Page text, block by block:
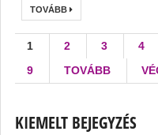
TOVÁBB
1 2 3 4
9
TOVÁBB
KIEMELT BEJEGYZÉS